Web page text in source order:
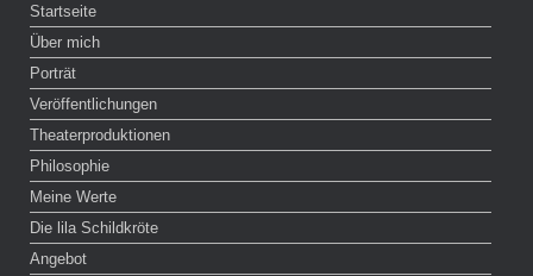
Startseite
Über mich
Porträt
Veröffentlichungen
Theaterproduktionen
Philosophie
Meine Werte
Die lila Schildkröte
Angebot